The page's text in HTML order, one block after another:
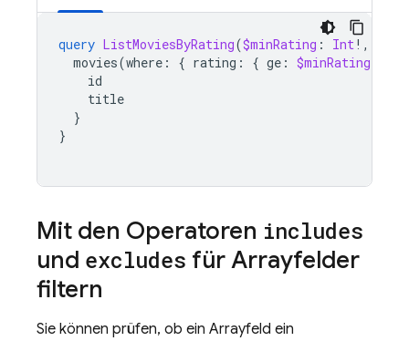
query ListMoviesByRating($minRating : Int!,
movies(where : { rating : { ge : $minRating
id
title
}
}
Mit den Operatoren includes
und excludes für Arrayfelder
filtern
Sie können prüfen, ob ein Arrayfeld ein